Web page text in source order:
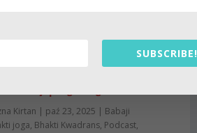
Kirtan | paź 23, 2025 | Babaji
joga, Bhakti Kwadrans, Podcast,
SUBSCRIBE!